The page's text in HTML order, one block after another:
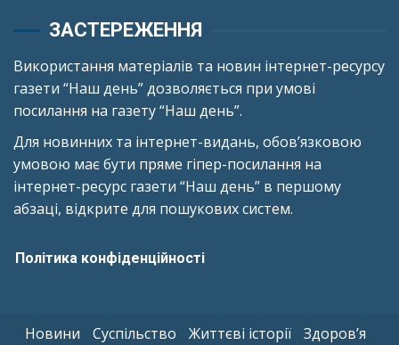
ЗАСТЕРЕЖЕННЯ
Використання матеріалів та новин інтернет-ресурсу
газети “Наш день” дозволяється при умові
посилання на газету “Наш день”.
Для новинних та інтернет-видань, обов’язковою
умовою має бути пряме гіпер-посилання на
інтернет-ресурс газети “Наш день” в першому
абзаці, відкрите для пошукових систем.
Політика конфіденційності
Новини Суспільство Життєві історії Здоров’я